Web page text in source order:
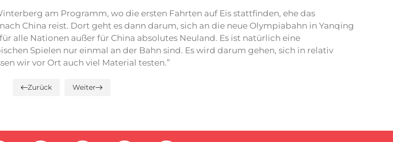
am Programm, wo die ersten Fahrten auf Eis stattfinden, ehe das
China reist. Dort geht es dann darum, sich an die neue Olympiabahn in Yanqing
alle Nationen außer für China absolutes Neuland. Es ist natürlich eine
Spielen nur einmal an der Bahn sind. Es wird darum gehen, sich in relativ
wir vor Ort auch viel Material testen.”
Zurück Weiter